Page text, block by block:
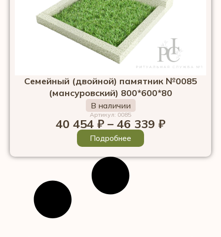
Семейный (двойной) памятник №0085
(мансуровский) 800*600*80
В наличии
Артикул: 0085
40 454 ₽ – 46 339 ₽
Подробнее